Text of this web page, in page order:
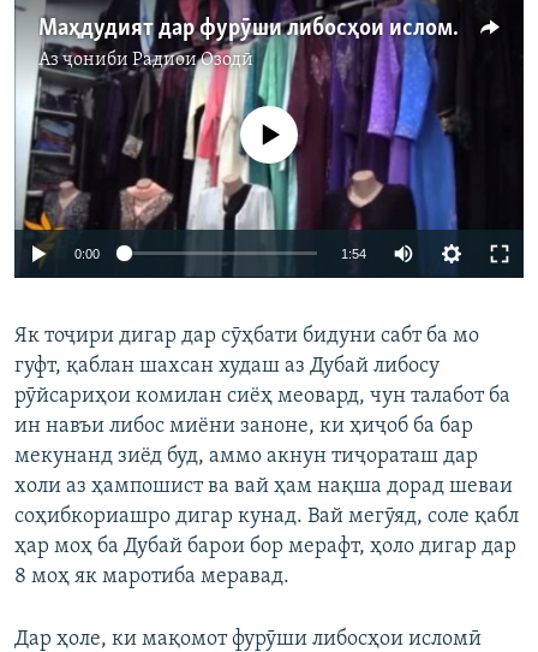
Маҳдудият дар фурӯши либосҳои исломӣ
Аз ҷониби Радиои Озодӣ
Феълан кор намекунад
0:00 1:54
Як тоҷири дигар дар сӯҳбати бидуни сабт ба мо
гуфт, қаблан шахсан худаш аз Дубай либосу
рӯйсариҳои комилан сиёҳ меовард, чун талабот ба
ин навъи либос миёни заноне, ки ҳиҷоб ба бар
мекунанд зиёд буд, аммо акнун тиҷораташ дар
холи аз ҳампошист ва вай ҳам нақша дорад шеваи
соҳибкориашро дигар кунад. Вай мегӯяд, соле қабл
ҳар моҳ ба Дубай барои бор мерафт, ҳоло дигар дар
8 моҳ як маротиба меравад.
Дар ҳоле, ки мақомот фурӯши либосҳои исломӣ